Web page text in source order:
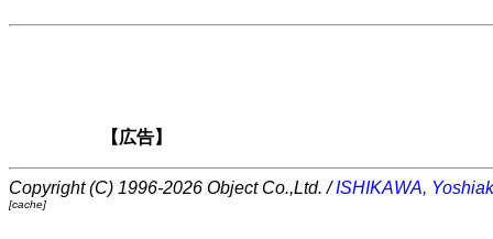
【広告】
Copyright (C) 1996-2026 Object Co.,Ltd. /ISHIKAWA,
[cache]